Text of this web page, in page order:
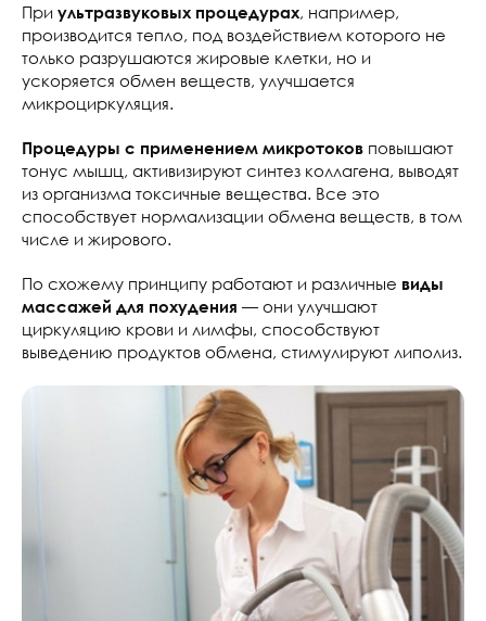
При ультразвуковых процедурах, например,
производится тепло, под воздействием которого не
только разрушаются жировые клетки, но и
ускоряется обмен веществ, улучшается
микроциркуляция.
Процедуры с применением микротоков повышают
тонус мышц, активизируют синтез коллагена, выводят
из организма токсичные вещества. Все это
способствует нормализации обмена веществ, в том
числе и жирового.
По схожему принципу работают и различные виды
массажей для похудения — они улучшают
циркуляцию крови и лимфы, способствуют
выведению продуктов обмена, стимулируют липолиз.